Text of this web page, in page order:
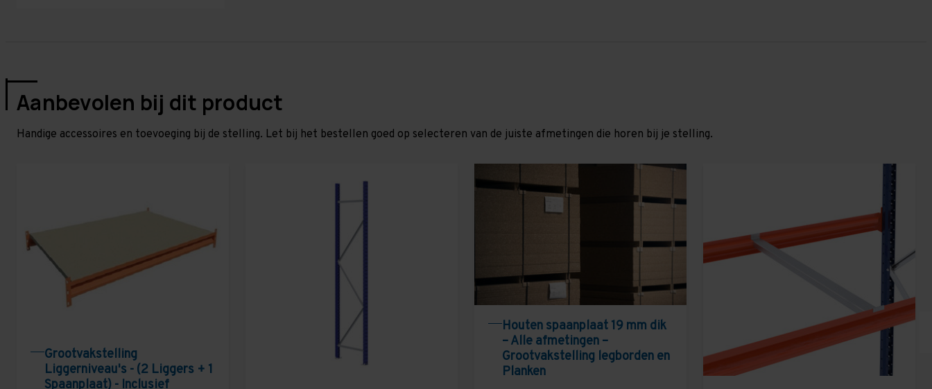
Aanbevolen bij dit product
Handige accessoires en toevoeging bij de stelling. Let bij het bestellen goed op selecteren van de juiste afmetingen die horen bij je stelling.
Grootvakstelling
Liggerniveau's - (2 Liggers + 1
Spaanplaat) - Inclusief
Houten spaanplaat 19 mm dik
– Alle afmetingen –
Grootvakstelling legborden en
Planken